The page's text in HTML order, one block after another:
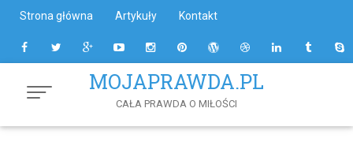
Content
Strona główna Artykuły Kontakt
MOJAPRAWDA.PL
CAŁA PRAWDA O MIŁOŚCI